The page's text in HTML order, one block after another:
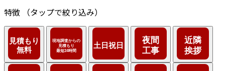
特徴 （タップで絞り込み）